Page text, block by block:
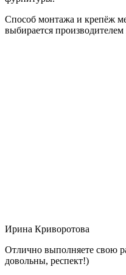
Способ монтажа и крепёж
выбирается
Ирина Криворотова
Отлично выполняете свою
довольны, респект!)